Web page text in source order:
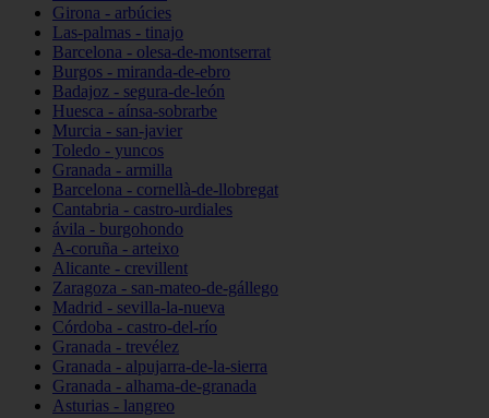
Girona - arbúcies
Las-palmas - tinajo
Barcelona - olesa-de-montserrat
Burgos - miranda-de-ebro
Badajoz - segura-de-león
Huesca - aínsa-sobrarbe
Murcia - san-javier
Toledo - yuncos
Granada - armilla
Barcelona - cornellà-de-llobregat
Cantabria - castro-urdiales
ávila - burgohondo
A-coruña - arteixo
Alicante - crevillent
Zaragoza - san-mateo-de-gállego
Madrid - sevilla-la-nueva
Córdoba - castro-del-río
Granada - trevélez
Granada - alpujarra-de-la-sierra
Granada - alhama-de-granada
Asturias - langreo